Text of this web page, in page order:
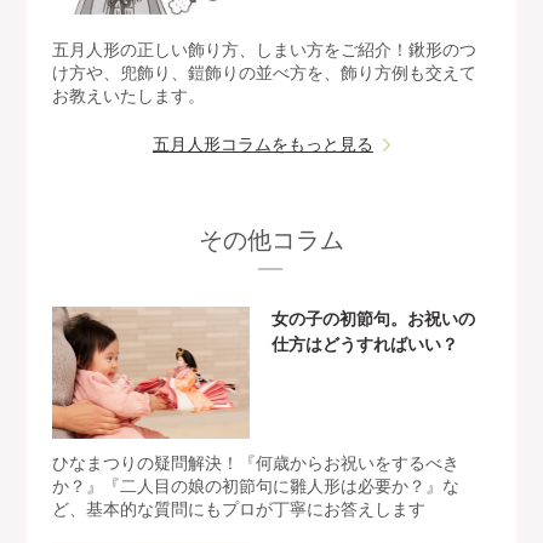
五月人形の正しい飾り方、しまい方をご紹介！鍬形のつ
け方や、兜飾り、鎧飾りの並べ方を、飾り方例も交えて
お教えいたします。
五月人形コラムをもっと見る
その他コラム
女の子の初節句。お祝いの
仕方はどうすればいい？
ひなまつりの疑問解決！『何歳からお祝いをするべき
か？』『二人目の娘の初節句に雛人形は必要か？』な
ど、基本的な質問にもプロが丁寧にお答えします